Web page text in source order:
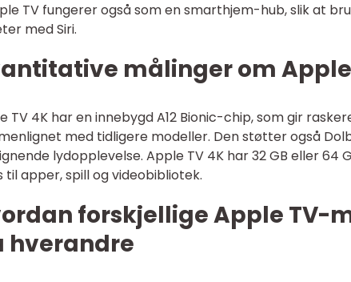
TV fungerer også som en smarthjem-hub, slik at
med Siri.
målinger om Apple
TV 4K har en innebygd A12 Bionic-chip, som gir
med tidligere modeller. Den støtter også
lydopplevelse. Apple TV 4K har 32 GB eller 64
til apper, spill og videobibliotek.
forskjellige Apple TV-
hverandre